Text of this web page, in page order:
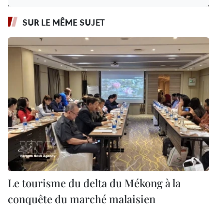
SUR LE MÊME SUJET
Le tourisme du delta du Mékong à la
conquête du marché malaisien